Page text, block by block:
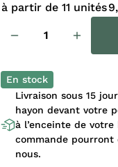
à partir de 11 unités
En stock
Livraison sous 15
hayon devant votre
à l’enceinte de
commande pourront
nous.